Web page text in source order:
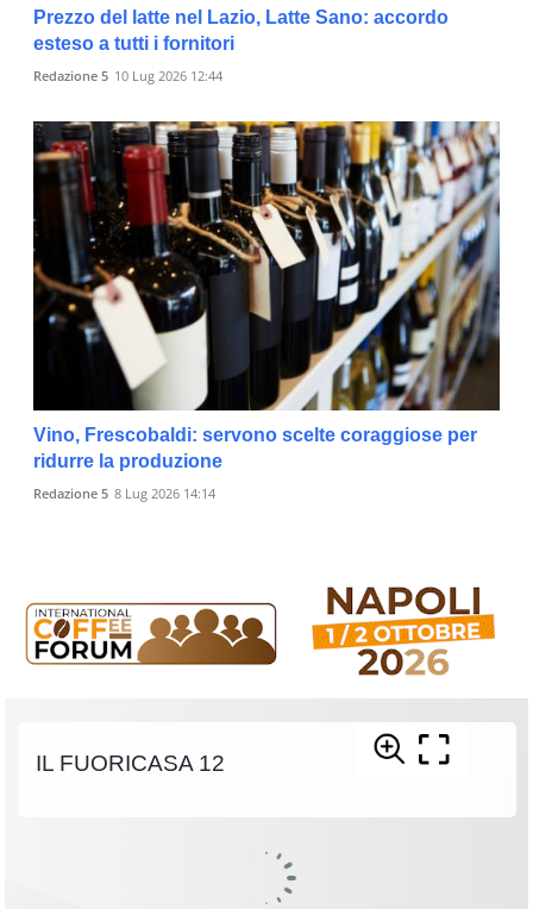
Prezzo del latte nel Lazio, Latte Sano: accordo
esteso a tutti i fornitori
Redazione 5 10 Lug 2026 12:44
Vino, Frescobaldi: servono scelte coraggiose per
ridurre la produzione
Redazione 5 8 Lug 2026 14:14